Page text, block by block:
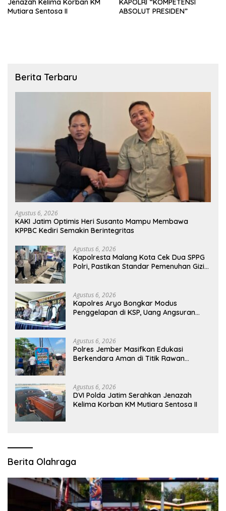
Jenazah Kelima Korban KM
Mutiara Sentosa II
KAPOLRI “KOMPETENSI
ABSOLUT PRESIDEN”
Berita Terbaru
Agustus 6, 2026
KAKI Jatim Optimis Heri Susanto Mampu Membawa
KPPBC Kediri Semakin Berintegritas
Agustus 6, 2026
Kapolresta Malang Kota Cek Dua SPPG
Polri, Pastikan Standar Pemenuhan Gizi
Agustus 6, 2026
Kapolres Aryo Bongkar Modus
Penggelapan di KSP, Uang Angsuran
Agustus 6, 2026
Polres Jember Masifkan Edukasi
Berkendara Aman di Titik Rawan
Agustus 6, 2026
DVI Polda Jatim Serahkan Jenazah
Kelima Korban KM Mutiara Sentosa II
Berita Olahraga